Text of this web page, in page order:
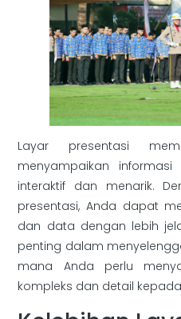
Layar presentasi
menyampaikan
interaktif dan menarik.
presentasi, Anda dapat
dan data dengan lebih
penting dalam
mana Anda perlu
kompleks dan detail